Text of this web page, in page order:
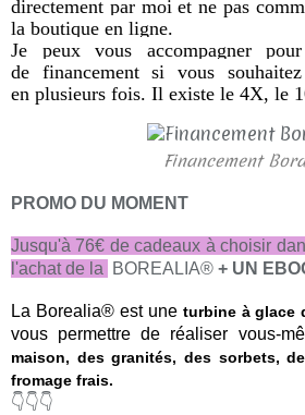
directement par moi et ne pas
la boutique en ligne.
Je peux
vous accompagner
de financement si vous
en plusieurs fois. Il existe le 4X, le
Financement
PROMO DU MOMENT
Jusqu'à 76€ de cadeaux à choisir
l'achat de la
BOREALIA® + UN
La Borealia® est une turbine à glace
vous permettre de réaliser vous-
maison, des granités, des sorbets,
fromage frais.
👇👇👇